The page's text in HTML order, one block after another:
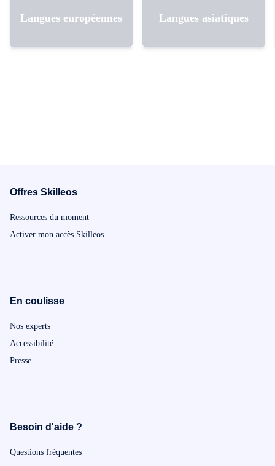
Langues européennes Langues asiatiques
Offres Skilleos
Ressources du moment
Activer mon accès Skilleos
En coulisse
Nos experts
Accessibilité
Presse
Besoin d'aide ?
Questions fréquentes